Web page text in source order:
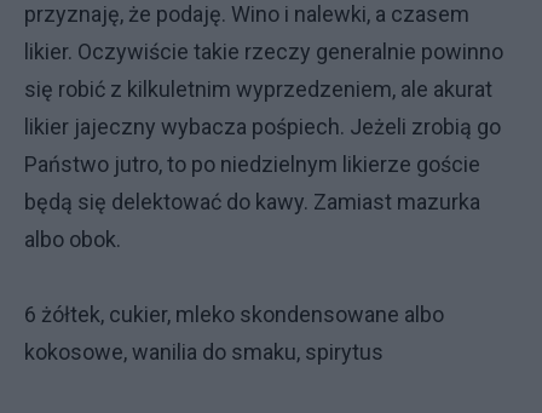
przyznaję, że podaję. Wino i nalewki, a czasem
likier. Oczywiście takie rzeczy generalnie powinno
się robić z kilkuletnim wyprzedzeniem, ale akurat
likier jajeczny wybacza pośpiech. Jeżeli zrobią go
Państwo jutro, to po niedzielnym likierze goście
będą się delektować do kawy. Zamiast mazurka
albo obok.
6 żółtek, cukier, mleko skondensowane albo
kokosowe, wanilia do smaku, spirytus